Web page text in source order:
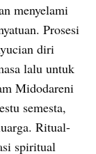
menyelami
Prosesi
diri
lalu untuk
Midodareni
semesta,
Ritual-
spiritual